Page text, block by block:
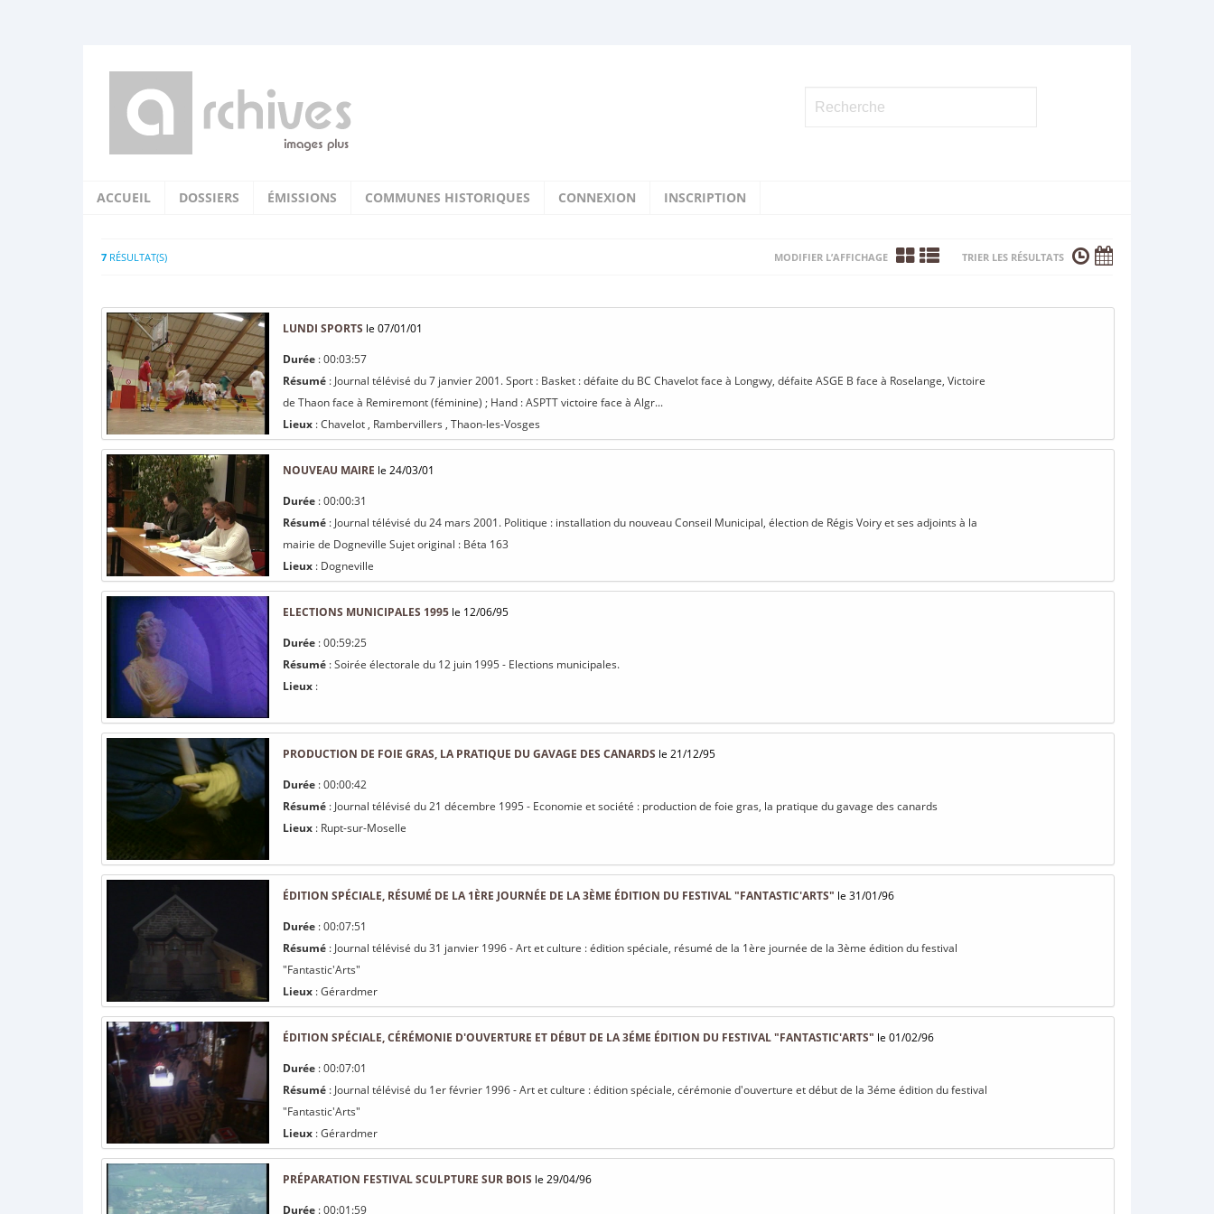
ACCUEIL DOSSIERS ÉMISSIONS COMMUNES HISTORIQUES CONNEXION INSCRIPTION
7 RÉSULTAT(S) TRIER LES RÉSULTATS
MODIFIER L’AFFICHAGE
LUNDI SPORTS le 07/01/01
Durée : 00:03:57
Résumé : Journal télévisé du 7 janvier 2001. Sport : Basket : défaite du BC Chavelot face à Longwy, défaite ASGE B face à Roselange, Victoire
de Thaon face à Remiremont (féminine) ; Hand : ASPTT victoire face à Algr...
Lieux : Chavelot , Rambervillers , Thaon-les-Vosges
NOUVEAU MAIRE le 24/03/01
Durée : 00:00:31
Résumé : Journal télévisé du 24 mars 2001. Politique : installation du nouveau Conseil Municipal, élection de Régis Voiry et ses adjoints à la
mairie de Dogneville Sujet original : Béta 163
Lieux : Dogneville
ELECTIONS MUNICIPALES 1995 le 12/06/95
Durée : 00:59:25
Résumé : Soirée électorale du 12 juin 1995 - Elections municipales.
Lieux :
PRODUCTION DE FOIE GRAS, LA PRATIQUE DU GAVAGE DES CANARDS le 21/12/95
Durée : 00:00:42
Résumé : Journal télévisé du 21 décembre 1995 - Economie et société : production de foie gras, la pratique du gavage des canards
Lieux : Rupt-sur-Moselle
ÉDITION SPÉCIALE, RÉSUMÉ DE LA 1ÈRE JOURNÉE DE LA 3ÈME ÉDITION DU FESTIVAL "FANTASTIC'ARTS" le 31/01/96
Durée : 00:07:51
Résumé : Journal télévisé du 31 janvier 1996 - Art et culture : édition spéciale, résumé de la 1ère journée de la 3ème édition du festival
"Fantastic'Arts"
Lieux : Gérardmer
ÉDITION SPÉCIALE, CÉRÉMONIE D'OUVERTURE ET DÉBUT DE LA 3ÉME ÉDITION DU FESTIVAL "FANTASTIC'ARTS" le 01/02/96
Durée : 00:07:01
Résumé : Journal télévisé du 1er février 1996 - Art et culture : édition spéciale, cérémonie d'ouverture et début de la 3éme édition du festival
"Fantastic'Arts"
Lieux : Gérardmer
PRÉPARATION FESTIVAL SCULPTURE SUR BOIS le 29/04/96
Durée : 00:01:59